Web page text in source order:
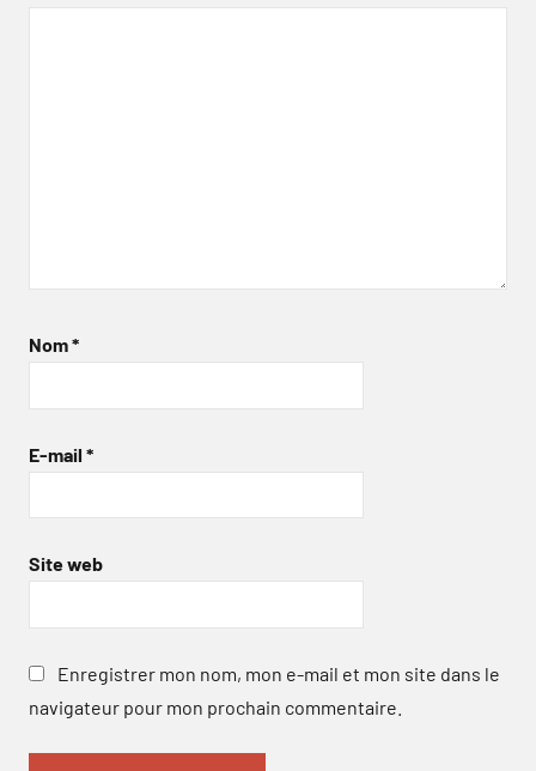
Nom*
E-mail *
Site web
Enregistrer mon nom, mon e-mail et mon site dans le
navigateur pour mon prochain commentaire.